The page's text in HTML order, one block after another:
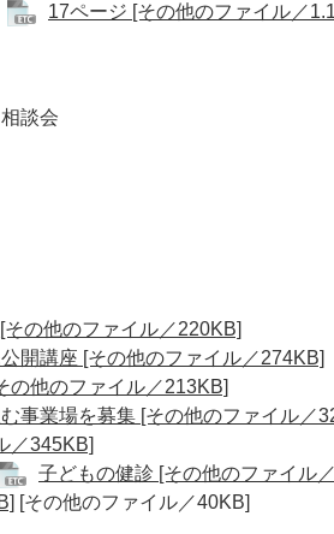
17ページ [その他のファイル／
談会
の他のファイル／220KB]
開講座 [その他のファイル／274KB]
の他のファイル／213KB]
事業場を募集 [その他のファイル／
／345KB]
子どもの健診 [その他のファイル
[その他のファイル／40KB]